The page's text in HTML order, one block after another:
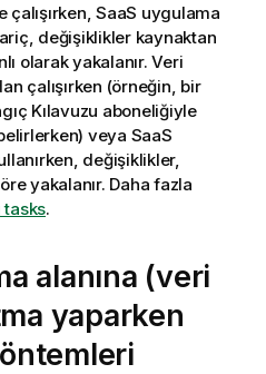
çalışırken, SaaS uygulama
değişiklikler kaynaktan
olarak yakalanır.Veri
çalışırken (örneğin, bir
Kılavuzu aboneliğiyle
veya SaaS
değişiklikler,
yakalanır. Daha fazla
.
alanına (veri
yaparken